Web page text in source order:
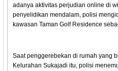
adanya aktivitas perjudian online di
penyelidikan mendalam, polisi
kawasan Taman Golf Residence
Saat penggerebekan di rumah yang
Kelurahan Sukajadi itu, polisi